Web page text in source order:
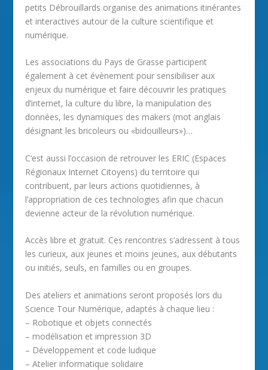
petits Débrouillards organise des animations itinérantes
et interactives autour de la culture scientifique et
numérique.
Les associations du Pays de Grasse participent
également à cet évènement pour sensibiliser aux
enjeux du numérique et faire découvrir les pratiques
d’internet, la culture du libre, la manipulation des
données, les dynamiques des makers (mot anglais
désignant les bricoleurs ou «bidouilleurs»)…
C’est aussi l’occasion de retrouver les ERIC (Espaces
Régionaux Internet Citoyens) du territoire qui
contribuent, par leurs actions quotidiennes, à
l’appropriation de ces technologies afin que chacun
devienne acteur de la révolution numérique.
Accès libre et gratuit. Ces rencontres s’adressent à tous
les curieux, aux jeunes et moins jeunes, aux débutants
ou initiés, seuls, en familles ou en groupes.
Des ateliers et animations seront proposés lors du
Science Tour Numérique, adaptés à chaque lieu :
– Robotique et objets connectés
– modélisation et impression 3D
– Développement et code ludique
– Atelier informatique solidaire